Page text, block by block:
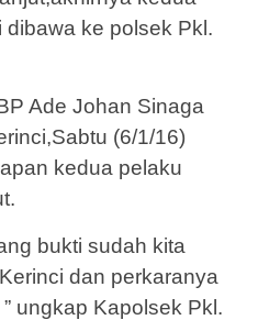
ke polsek Pkl.
Ade Johan Sinaga
(6/1/16)
kedua pelaku
bukti sudah kita
dan perkaranya
ungkap Kapolsek Pkl.